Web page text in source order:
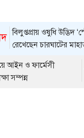
বিলুপ্তপ্রায় ওষুধি উদ্ভিদ
রেখেছেন চারঘাটের
আইন ও ফার্মেসী
সম্পন্ন